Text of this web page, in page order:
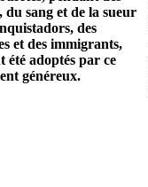
du sang et de la sueur
des
et des immigrants,
été adoptés par ce
généreux.